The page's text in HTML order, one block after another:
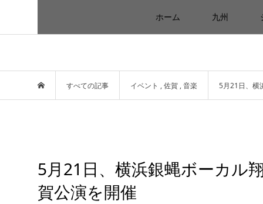
ホーム 九州
すべての記事 イベント ,佐賀 ,音楽 5月21日、横
5月21日、横浜銀蝿ボーカル
賀公演を開催